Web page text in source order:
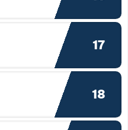
17
18